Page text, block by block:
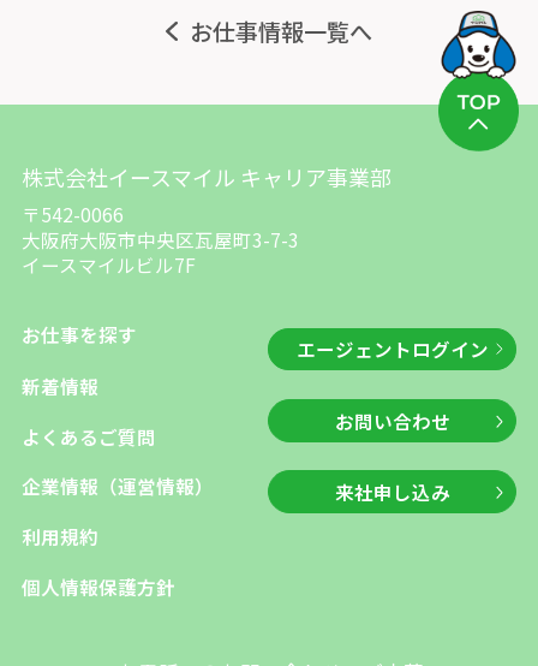
お仕事情報一覧へ
株式会社イースマイル キャリア事業部
〒542-0066
大阪府大阪市中央区瓦屋町3-7-3
イースマイルビル7F
お仕事を探す
新着情報
よくあるご質問
企業情報（運営情報）
利用規約
個人情報保護方針
エージェントログイン
お問い合わせ
来社申し込み